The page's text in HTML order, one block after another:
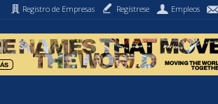
Registro de Empresas Regístrese Empleos